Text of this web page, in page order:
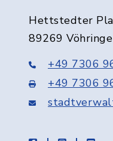
Hettstedter
89269
+49 7306
+49 7306